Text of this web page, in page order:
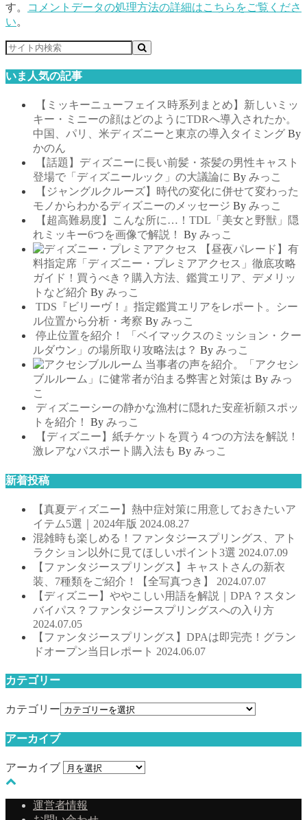
す。
コメントデータの処理方法の詳細はこちらをご覧くださ
い。
いま人気の記事
【ミッキーニューフェイス時系列まとめ】新しいミッ
キー・ミニーの顔はどのようにTDRへ導入されたか。
中国、パリ、米ディズニーと東京の導入タイミング By
かのん
【話題】ディズニーに長い前髪・茶髪の男性キャスト
登場で「ディズニールック」の大議論に By みっこ
【ジャングルクルーズ】時代の変化に併せて変わった
モノからわかるディズニーのメッセージ By みっこ
【超高難易度】こんな所に…！TDL「美女と野獣」隠
れミッキー6つを画像で解説！
By みっこ
【昼夜パレード】有
料指定席「ディズニー・プレミアアクセス」徹底攻略
ガイド！買うべき？購入方法、鑑賞エリア、デメリッ
トなど紹介 By みっこ
TDS『ビリーヴ！』指定鑑賞エリアをレポート。シー
ル位置から分析・考察 By みっこ
停止位置を紹介！ 「ベイマックスのミッション・クー
ルダウン」の場所取り攻略法は？ By みっこ
当事者の声を紹介。「アクセシ
ブルルーム」に健常者が泊まる弊害と対策は By みっ
こ
ディズニーシーの静かな漁村に隠れた安産祈願スポッ
トを紹介！
By みっこ
【ディズニー】紙チケットを買う４つの方法を解説！
激レアなパスポート購入法も By みっこ
新着投稿
【真夏ディズニー】熱中症対策に用意しておきたいア
イテム5選｜2024年版 2024.08.27
混雑時も楽しめる！ファンタジースプリングス、アト
ラクション以外に見てほしいポイント3選 2024.07.09
【ファンタジースプリングス】キャストさんの新衣
装、7種類をご紹介！【全写真つき】 2024.07.07
【ディズニー】ややこしい用語を解説｜DPA？スタン
バイパス？ファンタジースプリングスへの入り方
2024.07.05
【ファンタジースプリングス】DPAは即完売！グラン
ドオープン当日レポート 2024.06.07
カテゴリー
カテゴリー
アーカイブ
アーカイブ
運営者情報